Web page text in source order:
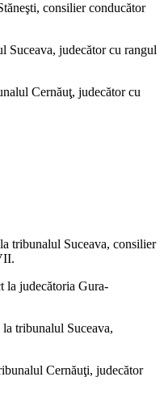
consilier conducător
Suceava, judecător cu rangul
Cernăuţ, judecător cu
tribunalul Suceava, consilier
la judecătoria Gura-
la tribunalul Suceava,
Cernăuţi, judecător